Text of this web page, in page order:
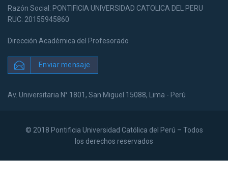
Razón Social: PONTIFICIA UNIVERSIDAD CATOLICA DEL PERU
RUC: 20155945860
Dirección Académica del Profesorado
Enviar mensaje
Av. Universitaria N° 1801, San Miguel 15088, Lima - Perú
© 2018 Pontificia Universidad Católica del Perú – Todos
los derechos reservados